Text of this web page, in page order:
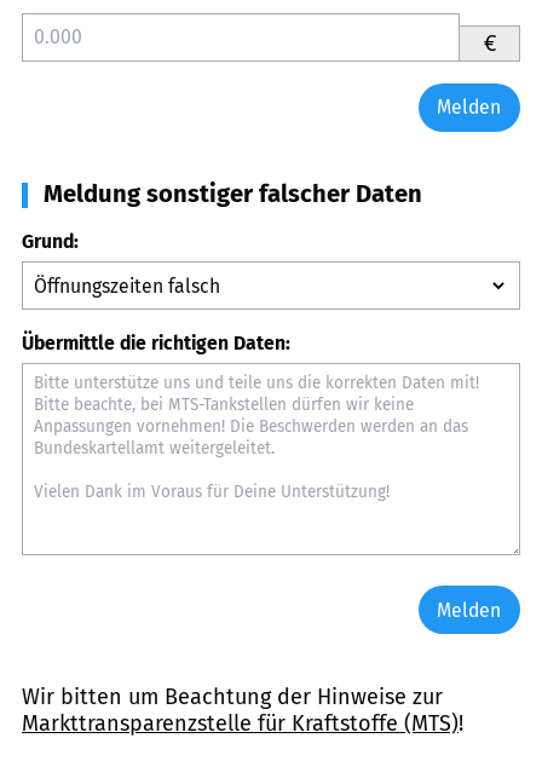
€
Melden
Meldung sonstiger falscher Daten
Grund:
Übermittle die richtigen Daten:
Melden
Wir bitten um Beachtung der Hinweise zur
Markttransparenzstelle für Kraftstoffe (MTS)!